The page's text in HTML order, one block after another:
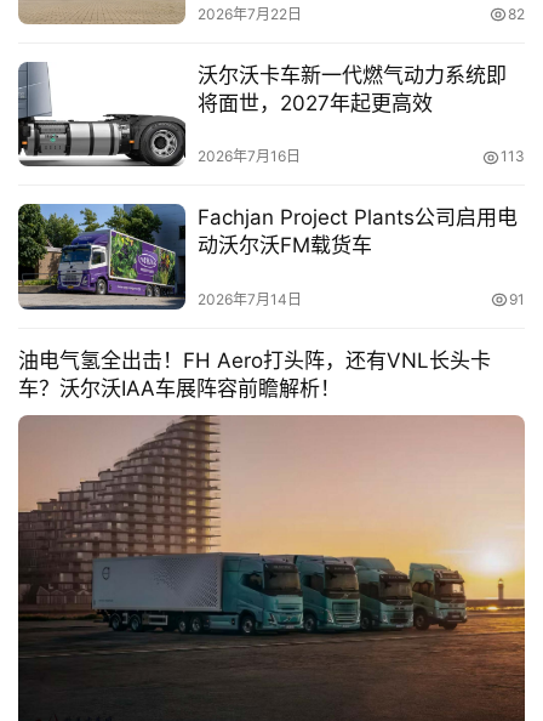
页
家
视
频
登录 注册
2026年7月22日 82
沃尔沃卡车新一代燃气动力系统即
将面世，2027年起更高效
2026年7月16日 113
Fachjan Project Plants公司启用电
动沃尔沃FM载货车
2026年7月14日 91
油电气氢全出击！FH Aero打头阵，还有VNL长头卡
车？沃尔沃IAA车展阵容前瞻解析！